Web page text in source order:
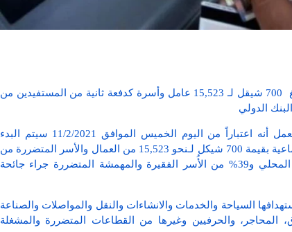
وزارتا التنمية الاجتماعية والعمل تصرفان مبلغ 700 شيقل لـ 15,523 عامل وأسرة كدفعة ثانية من المستفيدين من
الدولي
رام الله / أعلنت وزارتا التنمية الاجتماعية والعمل أنه اعتباراً من اليوم الخميس الموافق 11/2/2021 سيتم البدء
بصرف الدفعة الثانية من مشروع الحماية الاجتماعية بقيمة 700 شيكل لـنحو 15,523 من العمال والأسر المتضررة من
بينهم 61% عمال مياومة يعملون في السوق المحلي و39% من الأُسر الفقيرة والمهمشة المتضررة جراء جائحة
السياحة والخدمات والانشاءات والنقل والمواصلات والصناعة
المحاجر، والحرفيين وغيرها من القطاعات المتضررة والمشغلة